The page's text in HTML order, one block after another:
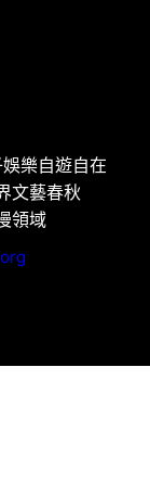
樂自遊自在
文藝春秋
領域